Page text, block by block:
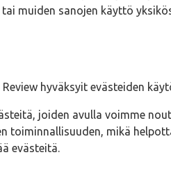
muiden sanojen käyttö
hyväksyit evästeiden
joiden avulla voimme
toiminnallisuuden, mikä
evästeitä.